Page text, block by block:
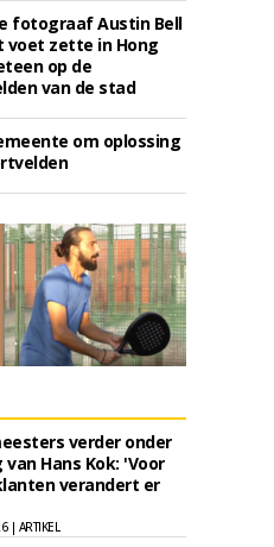
fotograaf Austin Bell
voet zette in Hong
op de
van de stad
om oplossing
verder onder
van Hans Kok: 'Voor
verandert er
| ARTIKEL